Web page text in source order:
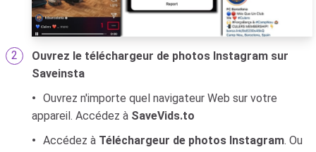
Ouvrez le téléchargeur de photos Instagram sur
Saveinsta
Ouvrez n'importe quel navigateur Web sur votre
appareil. Accédez à SaveVids.to
Accédez à Téléchargeur de photos Instagram. Ou